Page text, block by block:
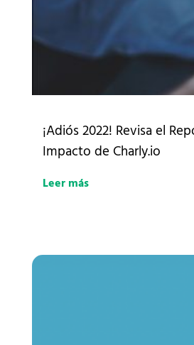
¡Adiós 2022! Revisa el
Impacto de Charly.io
Leer más